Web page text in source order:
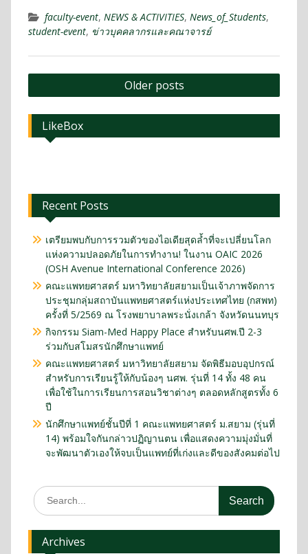
faculty-event, NEWS & ACTIVITIES, News_of_Students,
student-event, ข่าวบุคคลากรและคณาจารย์
Older posts
LikeBox
Recent Posts
เตรียมพบกับการรวมตัวของไอเดียสุดล้ำที่จะเปลี่ยนโลก
แห่งความปลอดภัยในการทำงาน! ในงาน OAIC 2026
(OSH Avenue International Conference 2026)
คณะแพทยศาสตร์ มหาวิทยาลัยสยามเป็นเจ้าภาพจัดการ
ประชุมกลุ่มสถาบันแพทยศาสตร์แห่งประเทศไทย (กสพท)
ครั้งที่ 5/2569 ณ โรงพยาบาลพระนั่งเกล้า จังหวัดนนทบุร
กิจกรรม Siam-Med Happy Place สำหรับนศพ.ปี 2-3
ร่วมกับสโมสรนักศึกษาแพทย์
คณะแพทยศาสตร์ มหาวิทยาลัยสยาม จัดพิธีมอบอุปกรณ์
สำหรับการเรียนรู้ให้กับน้องๆ นศพ. รุ่นที่ 14 ทั้ง 48 คน
เพื่อใช้ในการเรียนการสอนวิชาต่างๆ ตลอดหลักสูตรทั้ง 6
ปี
นักศึกษาแพทย์ชั้นปีที่ 1 คณะแพทยศาสตร์ ม.สยาม (รุ่นที่
14) พร้อมใจกันกล่าวปฏิญานตน เพื่อแสดงความมุ่งมั่นที่
จะพัฒนาตัวเองให้จบเป็นแพทย์ที่เก่งและดีของสังคมต่อไป
Archives